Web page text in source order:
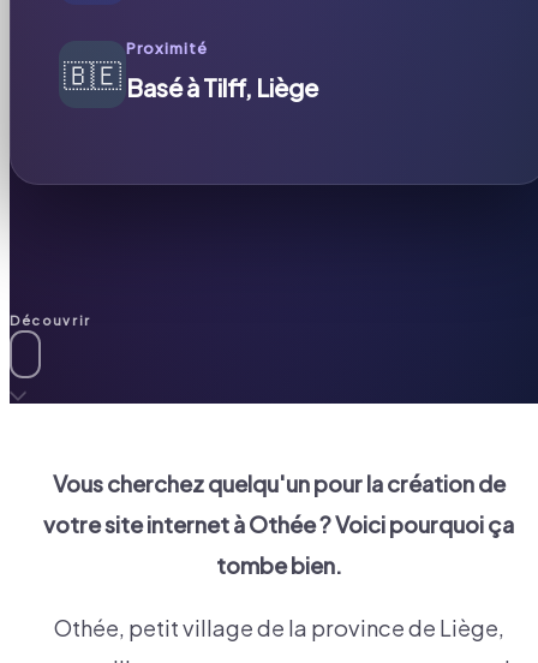
🇧🇪
Proximité
Basé à Tilff, Liège
Découvrir
Vous cherchez quelqu'un pour la création de
votre site internet àOthée? Voici pourquoi ça
tombe bien.
Othée, petit village de la province de Liège,